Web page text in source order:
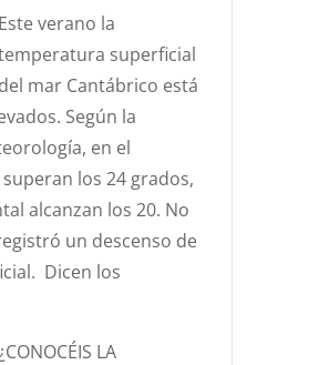
PILLERÍAS
Este verano la
superficial
del mar Cantábrico está
Según la
en el
los 24 grados,
alcanzan los 20. No
un descenso de
Dicen los
LA